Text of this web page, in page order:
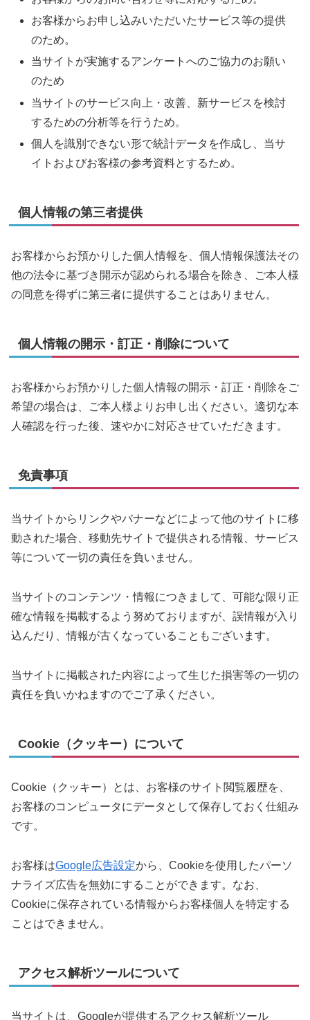
お客様からお申し込みいただいたサービス等の提供
のため。
当サイトが実施するアンケートへのご協力のお願い
のため
当サイトのサービス向上・改善、新サービスを検討
するための分析等を行うため。
個人を識別できない形で統計データを作成し、当サ
イトおよびお客様の参考資料とするため。
個人情報の第三者提供
お客様からお預かりした個人情報を、個人情報保護法その
他の法令に基づき開示が認められる場合を除き、ご本人様
の同意を得ずに第三者に提供することはありません。
個人情報の開示・訂正・削除について
お客様からお預かりした個人情報の開示・訂正・削除をご
希望の場合は、ご本人様よりお申し出ください。適切な本
人確認を行った後、速やかに対応させていただきます。
免責事項
当サイトからリンクやバナーなどによって他のサイトに移
動された場合、移動先サイトで提供される情報、サービス
等について一切の責任を負いません。
当サイトのコンテンツ・情報につきまして、可能な限り正
確な情報を掲載するよう努めておりますが、誤情報が入り
込んだり、情報が古くなっていることもございます。
当サイトに掲載された内容によって生じた損害等の一切の
責任を負いかねますのでご了承ください。
Cookie（クッキー）について
Cookie（クッキー）とは、お客様のサイト閲覧履歴を、
お客様のコンピュータにデータとして保存しておく仕組み
です。
お客様はGoogle広告設定から、Cookieを使用したパーソ
ナライズ広告を無効にすることができます。なお、
Cookieに保存されている情報からお客様個人を特定する
ことはできません。
アクセス解析ツールについて
当サイトは、Googleが提供するアクセス解析ツール